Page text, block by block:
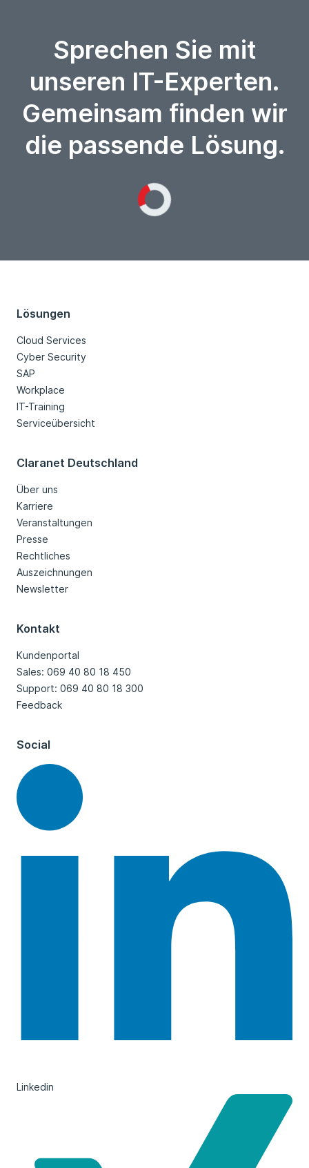
Sprechen Sie mit
unseren IT-Experten.
Gemeinsam finden wir
die passende Lösung.
Lösungen
Cloud Services
Cyber Security
SAP
Workplace
IT-Training
Serviceübersicht
Claranet Deutschland
Über uns
Karriere
Veranstaltungen
Presse
Rechtliches
Auszeichnungen
Newsletter
Kontakt
Kundenportal
Sales: 069 40 80 18 450
Support: 069 40 80 18 300
Feedback
Social
Linkedin